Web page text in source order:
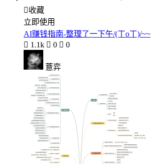
收藏
立即使用
AI赚钱指南-整理了一下午/(ㄒoㄒ)/~~
 1.1k  0  0
薏弈